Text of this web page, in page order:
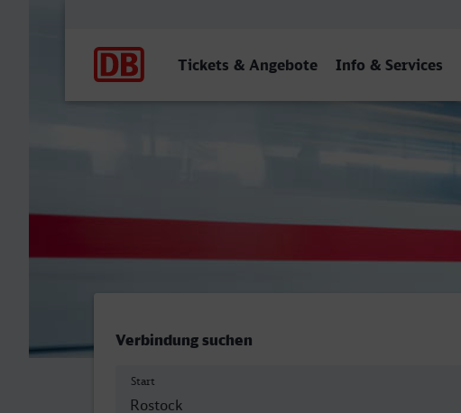
Tickets & Angebote Info & Services
Verbindung suchen
Start